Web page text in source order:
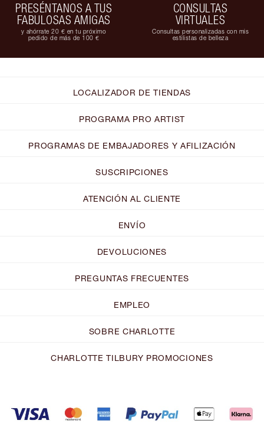
PRESÉNTANOS A TUS
FABULOSAS AMIGAS
y ahórrate 20 € en tu próximo
pedido de más de 100 €
CONSULTAS
VIRTUALES
Consultas personalizadas con mis
estilistas de belleza
LOCALIZADOR DE TIENDAS
PROGRAMA PRO ARTIST
PROGRAMAS DE EMBAJADORES Y AFILIZACIÓN
SUSCRIPCIONES
ATENCIÓN AL CLIENTE
ENVÍO
DEVOLUCIONES
PREGUNTAS FRECUENTES
EMPLEO
SOBRE CHARLOTTE
CHARLOTTE TILBURY PROMOCIONES